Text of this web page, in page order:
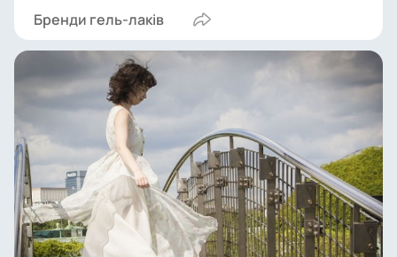
Бренди гель-лаків